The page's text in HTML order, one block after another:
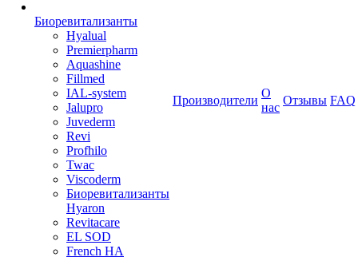
Биоревитализанты
Hyalual
Premierpharm
Aquashine
Fillmed
IAL-system
Jalupro
Juvederm
Revi
Profhilo
Twac
Viscoderm
Биоревитализанты
Hyaron
Revitacare
EL SOD
French HA
Производители
О
нас
Отзывы FAQ